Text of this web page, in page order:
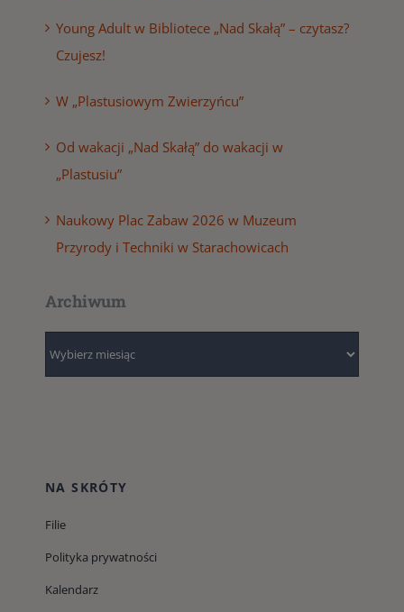
Young Adult w Bibliotece „Nad Skałą” – czytasz?
Czujesz!
W „Plastusiowym Zwierzyńcu”
Od wakacji „Nad Skałą” do wakacji w
„Plastusiu”
Naukowy Plac Zabaw 2026 w Muzeum
Przyrody i Techniki w Starachowicach
Archiwum
NA SKRÓTY
Filie
Polityka prywatności
Kalendarz